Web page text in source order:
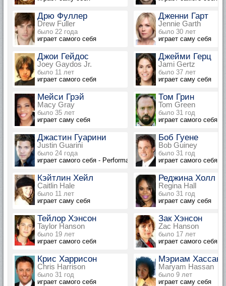
Дрю Фуллер
Drew Fuller
было 22 года
играет самого себя
Дженни Гарт
Jennie Garth
было 30 лет
играет саму себя
Джои Гейдос
Joey Gaydos Jr.
было 11 лет
играет самого себя
Джейми Герц
Jami Gertz
было 37 лет
играет саму себя
Мейси Грэй
Macy Gray
было 35 лет
играет саму себя
Том Грин
Tom Green
было 31 год
играет самого себя
Джастин Гуарини
Justin Guarini
было 24 года
играет самого себя - Performance
Боб Гуене
Bob Guiney
было 31 год
играет самого себя
Кэйтлин Хейл
Caitlin Hale
было 11 лет
играет саму себя
Реджина Холл
Regina Hall
было 31 год
играет саму себя
Тейлор Хэнсон
Taylor Hanson
было 19 лет
играет самого себя
Зак Хэнсон
Zac Hanson
было 17 лет
играет самого себя
Крис Харрисон
Chris Harrison
было 31 год
играет самого себя
Мэриам Хассан
Maryam Hassan
было 9 лет
играет саму себя